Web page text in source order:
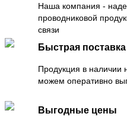
Наша компания -
проводниковой
связи
Быстрая поставка
Продукция в наличии
можем оперативно
Выгодные цены